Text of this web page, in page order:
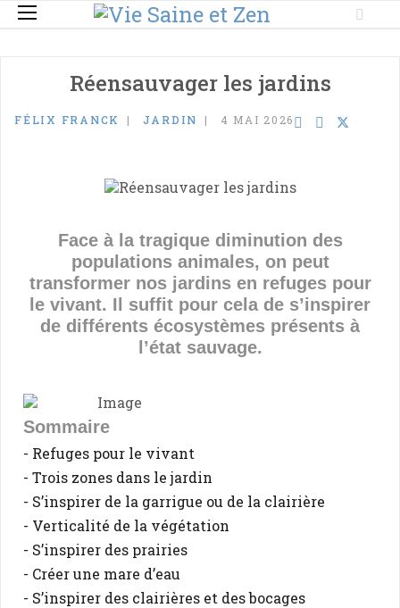
Réensauvager les jardins
FÉLIX FRANCK JARDIN 4 MAI 2026
Face à la tragique diminution des
populations animales, on peut
transformer nos jardins en refuges pour
le vivant. Il suffit pour cela de s’inspirer
de différents écosystèmes présents à
l’état sauvage.
Sommaire
- Refuges pour le vivant
- Trois zones dans le jardin
- S’inspirer de la garrigue ou de la clairière
- Verticalité de la végétation
- S’inspirer des prairies
- Créer une mare d’eau
- S’inspirer des clairières et des bocages